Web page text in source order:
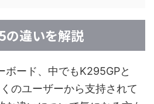
の違いを解説
ボード、中でもK295GPと
のユーザーから支持されて